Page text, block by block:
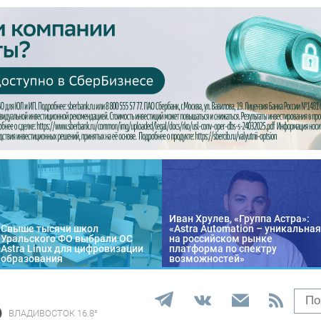
Свыше тысячи школ
Уральского ФО выбрали ОС
Astra Linux для цифровизации
образования
Иван Хрулев, «Группа Астра»:
«Astra Automation – уникальная
на российском рынке
платформа по спектру
возможностей»
ВЛАДИВОСТОК 16.8°